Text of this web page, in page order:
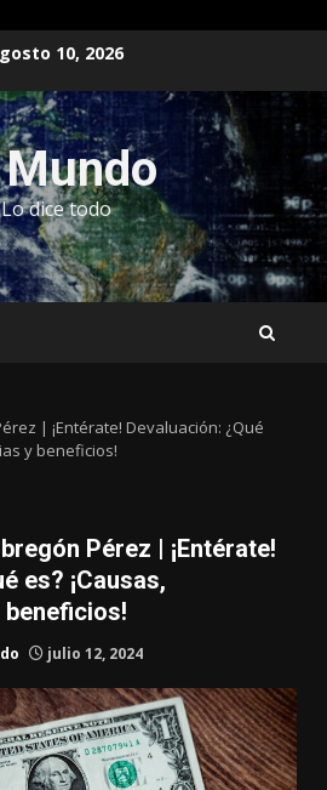
10, 2026
Lo dice todo
| ¡Entérate! Devaluación: ¿Qué
y beneficios!
Pérez | ¡Entérate!
es? ¡Causas,
julio 12, 2024